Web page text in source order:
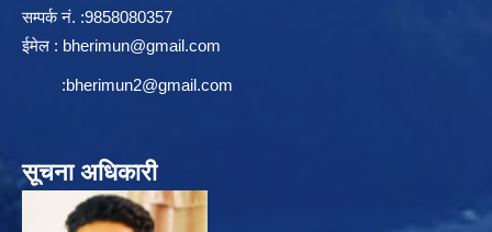
सम्पर्क न‌ं. :9858080357
ईमेल : bherimun@gmail.com
:bherimun2@gmail.com
सूचना अधिकारी